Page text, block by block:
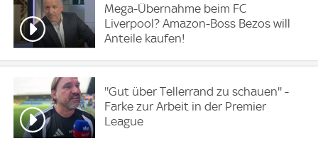
Mega-Übernahme beim FC
Liverpool? Amazon-Boss Bezos will
Anteile kaufen!
''Gut über Tellerrand zu schauen'' -
Farke zur Arbeit in der Premier
League